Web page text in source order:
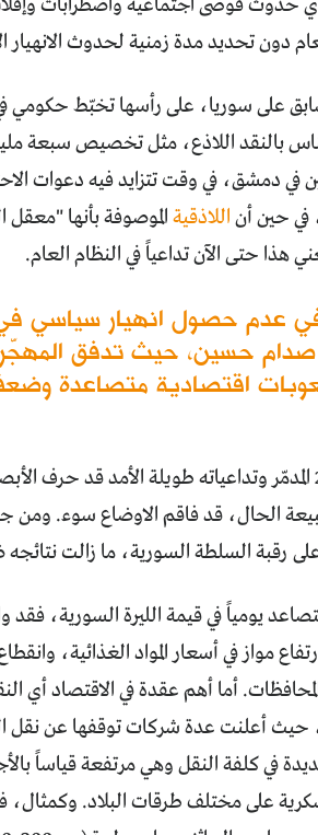
حدوثُ فوضى اجتماعية واضطرابات
دون تحديد مدة زمنية لحدوث الانهيار
على سوريا، على رأسها تخبّط حكومي في
في دمشق، في وقت تتزايد فيه دعوات
في حين أن اللاذقية الموصوفة بأنها
هذا حتى الآن تداعياً في النظام العام.
عدم حصول انهيار سياسي
صدام حسين، حيث تدفق
اقتصادية متصاعدة وضعف
وإن كان زلزال شباط/ فبراير 2023 المدمّر وتداعياته طويلة
الحال، قد فاقم الاوضاع سوء. ومن
رقبة السلطة السورية، ما زالت نتائجه
يومياً في قيمة الليرة السورية، فقد
من 6300 ليرة مع ارتفاع مواز في أسعار المواد
أما أهم عقدة في الاقتصاد أي
حيث أعلنت عدة شركات توقفها عن نقل
في كلفة النقل وهي مرتفعة قياساً
على مختلف طرقات البلاد.